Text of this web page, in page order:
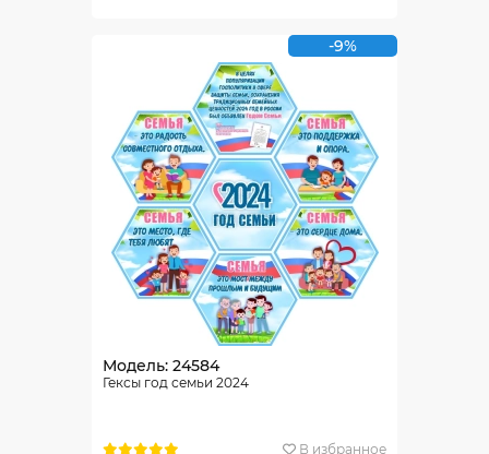
-9%
Модель: 24584
Гексы год семьи 2024
В избранное